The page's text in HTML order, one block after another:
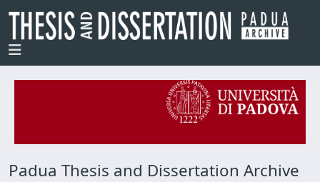
Padua Thesis and Dissertation Archive